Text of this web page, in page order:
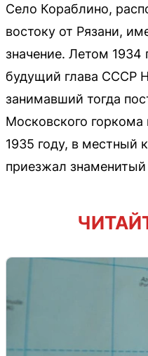
Село Кораблино,
востоку от Рязани,
значение. Летом 1934
будущий глава СССР
занимавший тогда
Московского горкома
1935 году, в местный
приезжал